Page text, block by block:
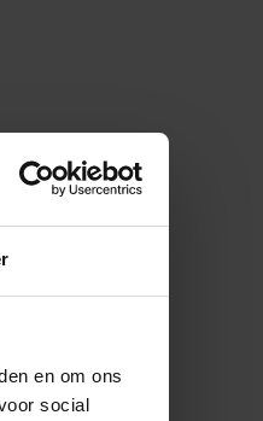
en om ons
social